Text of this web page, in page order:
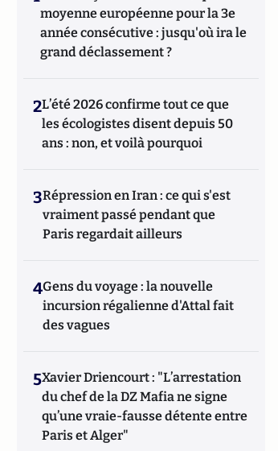
moyenne européenne pour la 3e
année consécutive : jusqu'où ira le
grand déclassement ?
2L’été 2026 confirme tout ce que
les écologistes disent depuis 50
ans : non, et voilà pourquoi
3Répression en Iran : ce qui s'est
vraiment passé pendant que
Paris regardait ailleurs
4Gens du voyage : la nouvelle
incursion régalienne d'Attal fait
des vagues
5Xavier Driencourt : "L’arrestation
du chef de la DZ Mafia ne signe
qu’une vraie-fausse détente entre
Paris et Alger"